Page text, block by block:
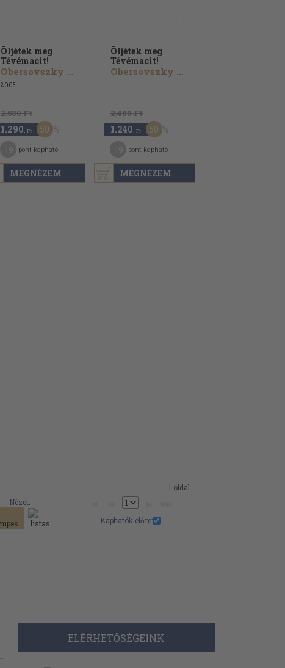
MEGNÉZEM
Öljétek meg
Tévémacit!
Obersovszky Péter
2005
2.580 Ft
1.290 ,-Ft 50
pont kapható
MEGNÉZEM
Öljétek meg
Tévémacit!
Obersovszky Péter
2.480 Ft
1.240 ,-Ft 50
pont kapható
1 oldal
Nézet:
Kaphatók előre:
ELÉRHETŐSÉGEINK